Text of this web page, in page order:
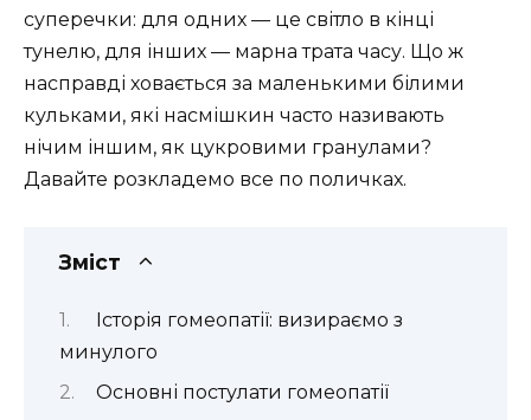
суперечки: для одних — це світло в кінці
тунелю, для інших — марна трата часу. Що ж
насправді ховається за маленькими білими
кульками, які насмішкин часто називають
нічим іншим, як цукровими гранулами?
Давайте розкладемо все по поличках.
Зміст
Історія гомеопатії: визираємо з
минулого
Основні постулати гомеопатії